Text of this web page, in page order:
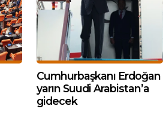
Cumhurbaşkanı Erdoğan
yarın Suudi Arabistan’a
gidecek